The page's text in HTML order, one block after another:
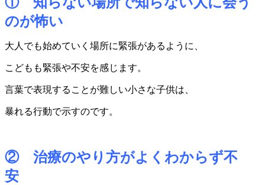
のが怖い
大人でも始めていく場所に緊張があるように、
こどもも緊張や不安を感じます。
言葉で表現することが難しい小さな子供は、
暴れる行動で示すのです。
② 治療のやり方がよくわからず不
安